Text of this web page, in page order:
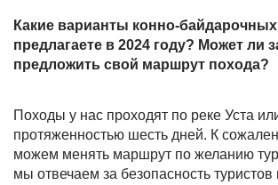
Какие варианты конно-
предлагаете в 2024 году? Может ли
предложить свой маршрут похода?
Походы у нас проходят по реке Уста
протяженностью шесть дней. К
можем менять маршрут по желанию
мы отвечаем за безопасность туристов